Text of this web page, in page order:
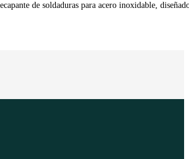
de soldaduras para acero inoxidable,